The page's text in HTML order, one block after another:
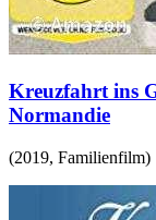
Kreuzfahrt ins
Normandie
(2019, Familienfilm)